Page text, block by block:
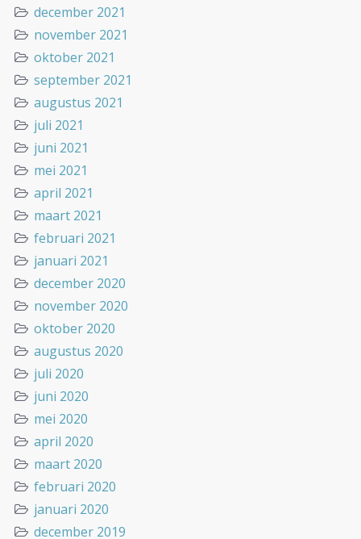
december 2021
november 2021
oktober 2021
september 2021
augustus 2021
juli 2021
juni 2021
mei 2021
april 2021
maart 2021
februari 2021
januari 2021
december 2020
november 2020
oktober 2020
augustus 2020
juli 2020
juni 2020
mei 2020
april 2020
maart 2020
februari 2020
januari 2020
december 2019